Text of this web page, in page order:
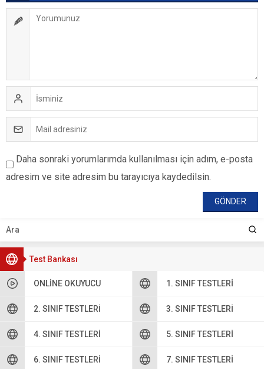
Test Bankası
ONLINE OKUYUCU 1. SINIF TESTLERI
2. SINIF TESTLERI 3. SINIF TESTLERI
4. SINIF TESTLERI 5. SINIF TESTLERI
6. SINIF TESTLERI 7. SINIF TESTLERI
Daha sonraki yorumlarımda kullanılması için adım, e-posta
adresim ve site adresim bu tarayıcıya kaydedilsin.